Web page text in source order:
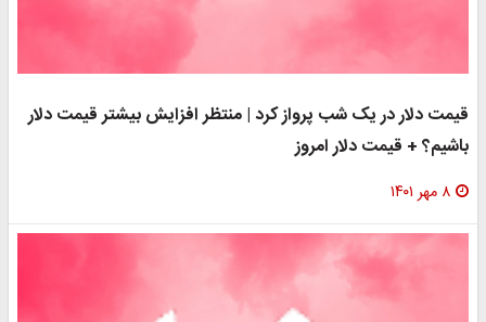
دلار در یک شب پرواز کرد | منتظر افزایش بیشتر قیمت دلار
+ قیمت دلار امروز